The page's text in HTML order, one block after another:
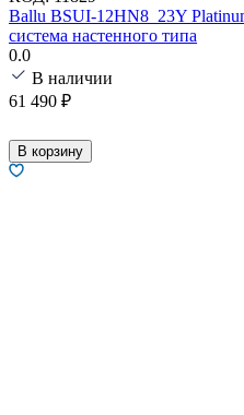
Ballu BSUI-12HN8_23Y
система настенного типа
0.0
В наличии
61 490 ₽
В корзину